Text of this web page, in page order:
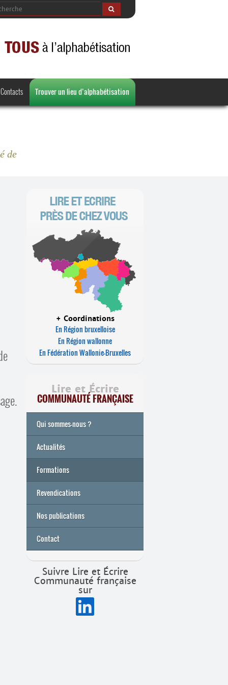
Contacts Trouver un lieu d’alphabétisation
de
+ Coordinations
En Région bruxelloise
En Région wallonne
En Fédération Wallonie-Bruxelles
Lire et Écrire
COMMUNAUTÉ FRANÇAISE
Qui sommes-nous ?
Actualités
Formations
Archives
Université de printemps 2026
Revendications
Nos publications
Contact
Suivre Lire et Écrire
Communauté française
sur